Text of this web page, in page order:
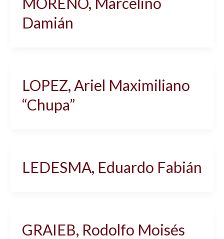
Damián
LOPEZ, Ariel Maximiliano
“Chupa”
LEDESMA, Eduardo Fabián
GRAIEB, Rodolfo Moisés